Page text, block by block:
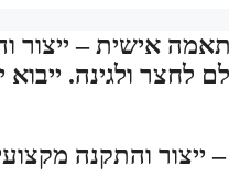
אישית – ייצור
לחצר ולגינה.
ייצור והתקנה